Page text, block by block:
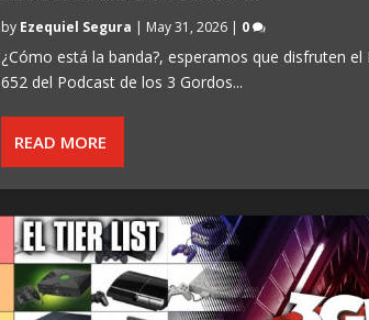
by Ezequiel Segura | May 31, 2026| 0
¿Cómo está la banda?, esperamos que disfruten el
652 del Podcast de los 3 Gordos...
READ MORE